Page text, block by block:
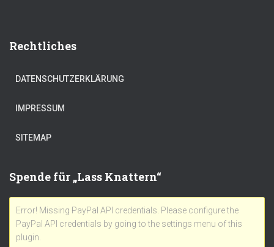
Rechtliches
DATENSCHUTZERKLÄRUNG
IMPRESSUM
SITEMAP
Spende für „Lass Knattern“
Error! Missing PayPal API credentials. Please configure the
PayPal API credentials by going to the settings menu of this
plugin.